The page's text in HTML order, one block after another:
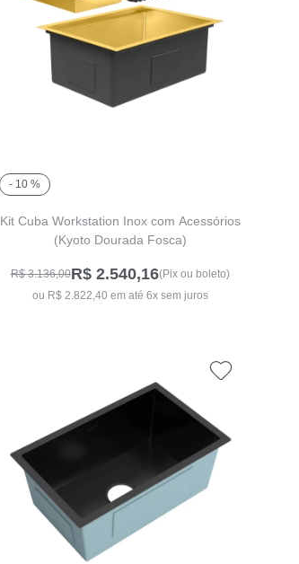
- 10 %
Kit Cuba Workstation Inox com Acessórios
(Kyoto Dourada Fosca)
R$ 3.136,00R$ 2.540,16(Pix ou boleto)
ou R$ 2.822,40 em até 6x sem juros